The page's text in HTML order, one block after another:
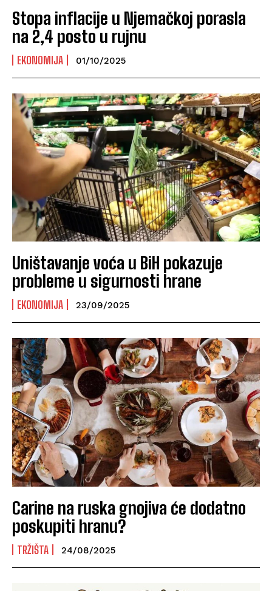
Stopa inflacije u Njemačkoj porasla
na 2,4 posto u rujnu
EKONOMIJA 01/10/2025
Uništavanje voća u BiH pokazuje
probleme u sigurnosti hrane
EKONOMIJA 23/09/2025
Carine na ruska gnojiva će dodatno
poskupiti hranu?
TRŽIŠTA 24/08/2025